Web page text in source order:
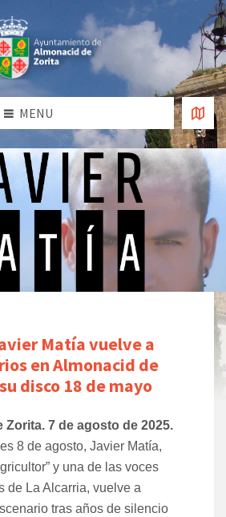
MENU
Matía vuelve a
en Almonacid de
disco 18 de mayo
Zorita. 7 de agosto de 2025.
8 de agosto, Javier Matía,
y una de las voces
de La Alcarria, vuelve a
tras años de silencio